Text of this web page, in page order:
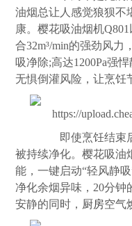
油烟总让人感觉狼狈不
康。樱花吸油烟机
合32m³/min的强劲风
吸净除;高达1200Pa强
无惧倒灌风险，让烹饪
即使烹饪结束后
被持续净化。樱花吸油
能，一键启动“轻风静
净化余烟异味，20分
安静的同时， 厨房空气